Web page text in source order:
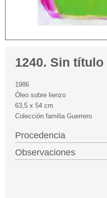
1240. Sin título
1986
Óleo sobre lienzo
63,5 x 54 cm
Colección familia Guerrero
Procedencia
Observaciones